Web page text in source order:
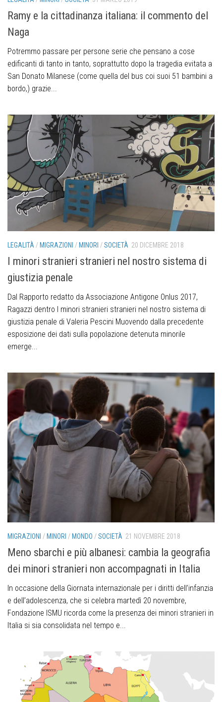
Ramy e la cittadinanza italiana: il commento del
Naga
Potremmo passare per persone serie che pensano a cose
edificanti di tanto in tanto, soprattutto dopo la tragedia evitata a
San Donato Milanese (come quella del bus coi suoi 51 bambini a
bordo,) grazie...
LEGALITÀ / MIGRAZIONI / MINORI /SOCIETÀ 20 DICEMBRE 2018
I minori stranieri stranieri nel nostro sistema di
giustizia penale
Dal Rapporto redatto da Associazione Antigone Onlus 2017,
Ragazzi dentro I minori stranieri stranieri nel nostro sistema di
giustizia penale di Valeria Pescini Muovendo dalla precedente
esposizione dei dati sulla popolazione detenuta minorile
emerge...
MIGRAZIONI / MINORI / MONDO /SOCIETÀ 21 NOVEMBRE 2018
Meno sbarchi e più albanesi: cambia la geografia
dei minori stranieri non accompagnati in Italia
In occasione della Giornata internazionale per i diritti dell’infanzia
e dell’adolescenza, che si celebra martedì 20 novembre,
Fondazione ISMU ricorda come la presenza dei minori stranieri in
Italia si sia consolidata nel tempo e...